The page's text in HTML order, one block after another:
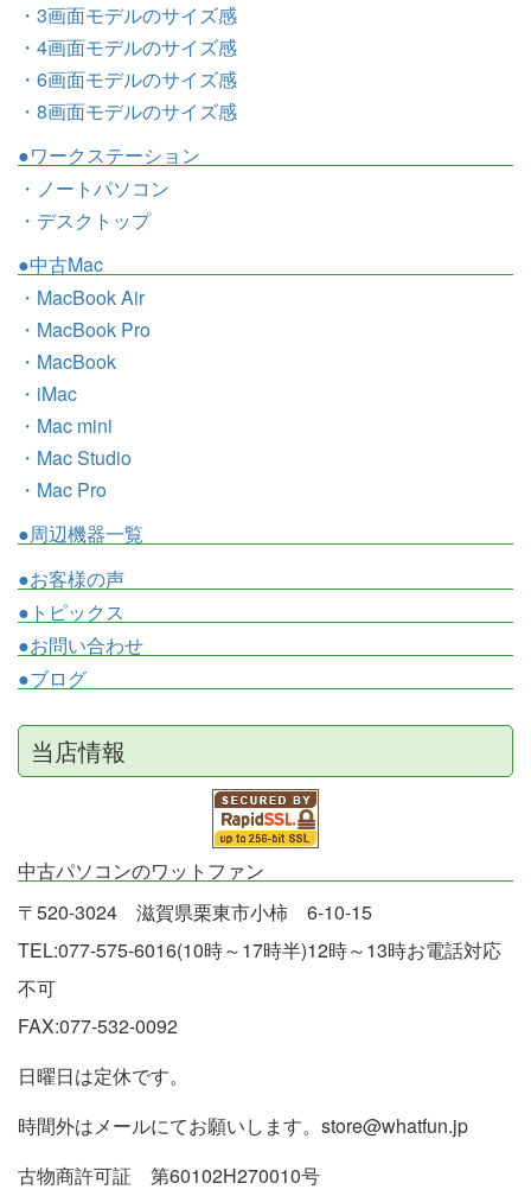
・3画面モデルのサイズ感
・4画面モデルのサイズ感
・6画面モデルのサイズ感
・8画面モデルのサイズ感
●ワークステーション
・ノートパソコン
・デスクトップ
●中古Mac
・MacBook Air
・MacBook Pro
・MacBook
・iMac
・Mac mini
・Mac Studio
・Mac Pro
●周辺機器一覧
●お客様の声
●トピックス
●お問い合わせ
●ブログ
当店情報
中古パソコンのワットファン
〒520-3024 滋賀県栗東市小柿 6-10-15
TEL:077-575-6016(10時～17時半)12時～13時お電話対応
不可
FAX:077-532-0092
日曜日は定休です。
時間外はメールにてお願いします。store@whatfun.jp
古物商許可証 第60102H270010号